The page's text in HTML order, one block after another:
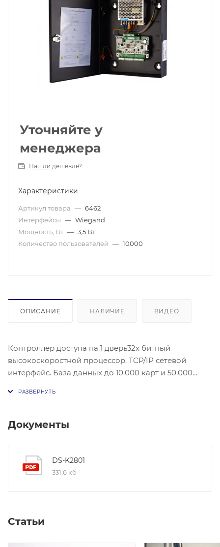
Уточняйте у
менеджера
Нашли дешевле?
Характеристики
Артикул товара — 6462
Интерфейсы — Wiegand
Мощность, Вт — 3,5 Вт
Количество пользователей — 10000
ОПИСАНИЕ НАЛИЧИЕ ВИДЕО
Контроллер доступа на 1 дверь32х битный
высокоскоростной процессор. TCP/IP сетевой
интерфейс. База данных до 10.000 карт и 50.000
температура.: От -20 до +65 °C.
Документы
DS-K2801
331,6 кб
Статьи